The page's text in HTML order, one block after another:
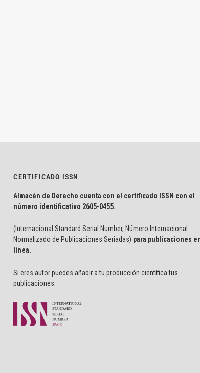
CERTIFICADO ISSN
Almacén de Derecho cuenta con el certificado ISSN con el
número identificativo 2605-0455.
(Internacional Standard Serial Number, Número Internacional
Normalizado de Publicaciones Seriadas) para publicaciones
línea.
Si eres autor puedes añadir a tu producción científica tus
publicaciones.